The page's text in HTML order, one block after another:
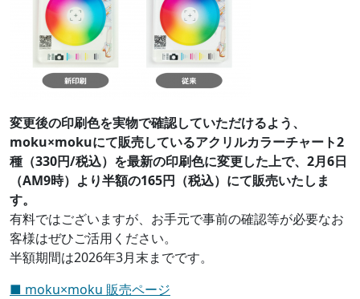
変更後の印刷色を実物で確認していただけるよう、
moku×mokuにて販売しているアクリルカラーチャート2
種（330円/税込）を最新の印刷色に変更した上で、2月6日
（AM9時）より半額の165円（税込）にて販売いたしま
す。
有料ではございますが、お手元で事前の確認等が必要なお
客様はぜひご活用ください。
半額期間は2026年3月末までです。
■ moku×moku 販売ページ